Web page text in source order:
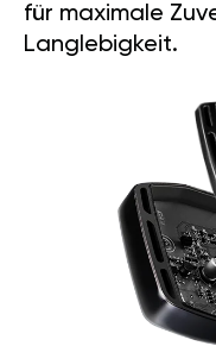
für maximale
Langlebigkeit.